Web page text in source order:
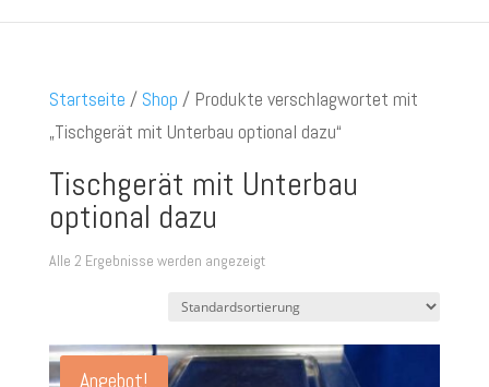
Startseite / Shop / Produkte verschlagwortet mit
„Tischgerät mit Unterbau optional dazu“
Tischgerät mit Unterbau
optional dazu
Alle 2 Ergebnisse werden angezeigt
Angebot!